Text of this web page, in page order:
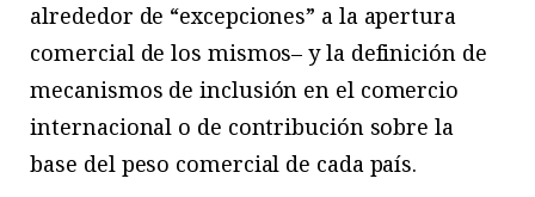
alrededor de “excepciones” a la apertura
comercial de los mismos– y la definición de
mecanismos de inclusión en el comercio
internacional o de contribución sobre la
base del peso comercial de cada país.